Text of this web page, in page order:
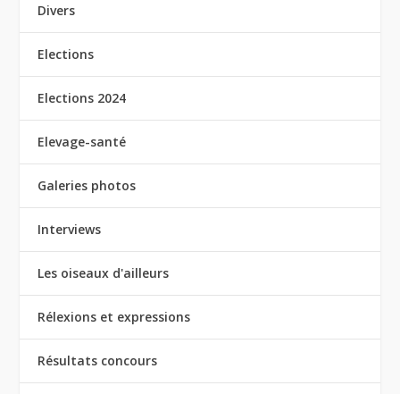
Divers
Elections
Elections 2024
Elevage-santé
Galeries photos
Interviews
Les oiseaux d'ailleurs
Rélexions et expressions
Résultats concours